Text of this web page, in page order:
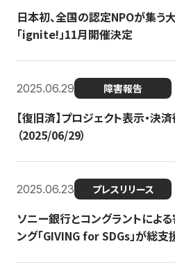
日本初、全国の認定NPOが集う
「ignite!」11月開催決定
2025.06.29 障害報告
【復旧済】プロジェクト表示・決
（2025/06/29）
2025.06.23 プレスリリース
ソニー銀行とコングラントによ
ング「GIVING for SDGs」が総支